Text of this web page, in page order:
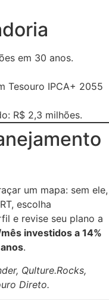
em 30 anos.
Tesouro IPCA+ 2055
R$ 2,3 milhões.
um mapa: sem ele,
escolha
e revise seu plano a
investidos a 14%
.
Qulture.Rocks,
Direto.